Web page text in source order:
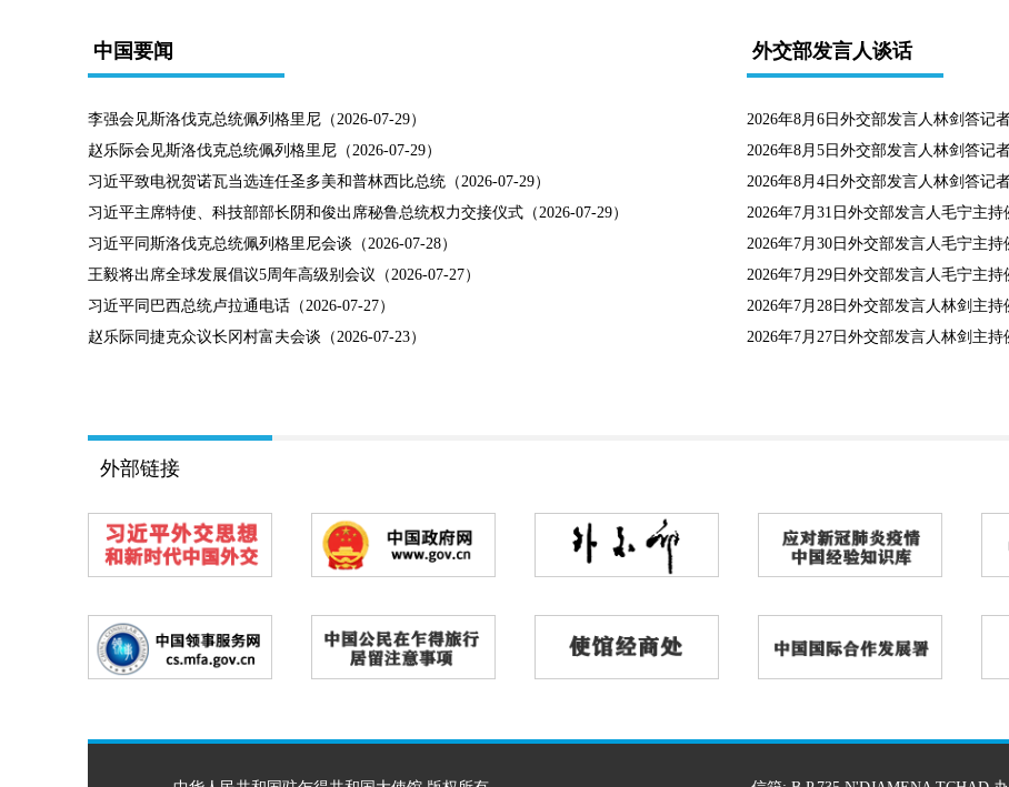
中国要闻
李强会见斯洛伐克总统佩列格里尼（2026-07-29）
赵乐际会见斯洛伐克总统佩列格里尼（2026-07-29）
习近平致电祝贺诺瓦当选连任圣多美和普林西比总统（2026-07-29）
习近平主席特使、科技部部长阴和俊出席秘鲁总统权力交接仪式（2026-07-29）
习近平同斯洛伐克总统佩列格里尼会谈（2026-07-28）
王毅将出席全球发展倡议5周年高级别会议（2026-07-27）
习近平同巴西总统卢拉通电话（2026-07-27）
赵乐际同捷克众议长冈村富夫会谈（2026-07-23）
外交部发言人谈话
2026年8月6日外交部发言人林剑答记者
2026年8月5日外交部发言人林剑答记者
2026年8月4日外交部发言人林剑答记者
2026年7月31日外交部发言人毛宁主持
2026年7月30日外交部发言人毛宁主持
2026年7月29日外交部发言人毛宁主持
2026年7月28日外交部发言人林剑主持
2026年7月27日外交部发言人林剑主持
外部链接